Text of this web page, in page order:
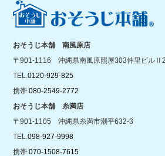
おそうじ本舗 南風原店
〒901-1116 沖縄県南風原照屋303仲里ビル
TEL.0120-929-825
携帯.080-2549-2772
おそうじ本舗 糸満店
〒901-1105 沖縄県糸満市潮平632-3
TEL.098-927-9998
携帯.070-1508-7615